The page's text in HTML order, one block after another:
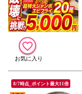
8/7時点_ポイント最大11倍